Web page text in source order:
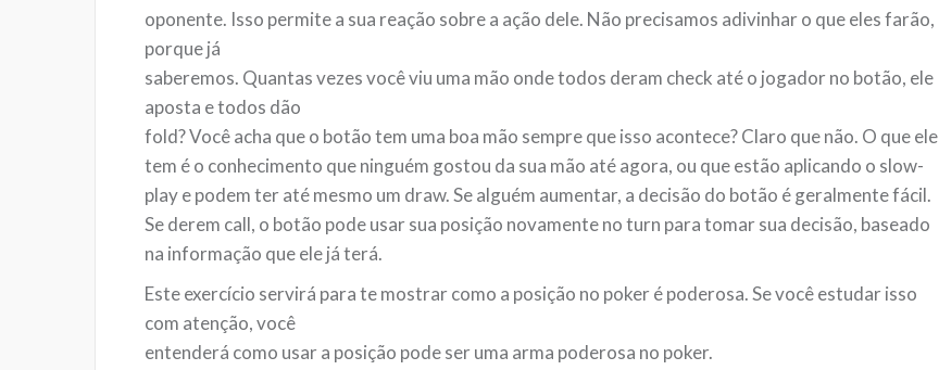
oponente. Isso permite a sua reação sobre a ação dele. Não precisamos adivinhar o que eles farão,
porque já
saberemos. Quantas vezes você viu uma mão onde todos deram check até o jogador no botão, ele
aposta e todos dão
fold? Você acha que o botão tem uma boa mão sempre que isso acontece? Claro que não. O que ele
tem é o conhecimento que ninguém gostou da sua mão até agora, ou que estão aplicando o slow-
play e podem ter até mesmo um draw. Se alguém aumentar, a decisão do botão é geralmente fácil.
Se derem call, o botão pode usar sua posição novamente no turn para tomar sua decisão, baseado
na informação que ele já terá.
Este exercício servirá para te mostrar como a posição no poker é poderosa. Se você estudar isso
com atenção, você
entenderá como usar a posição pode ser uma arma poderosa no poker.